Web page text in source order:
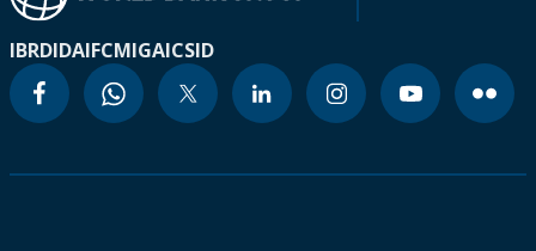
IBRDIDAIFCMIGAICSID